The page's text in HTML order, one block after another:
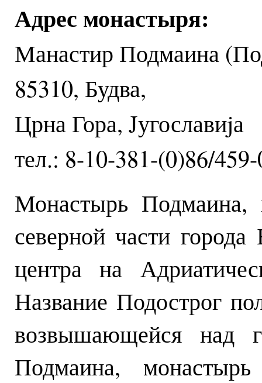
Адрес монастыря:
Манастир Подмаина
85310, Будва,
Црна Гора, Jугославиjа
тел.: 8-10-381-(0)86/
Монастырь Подмаина,
северной части города
центра на
Название Подострог
возвышающейся над
Подмаина,